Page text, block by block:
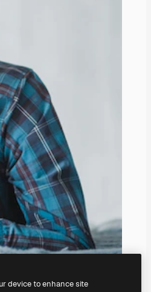
device to enhance site